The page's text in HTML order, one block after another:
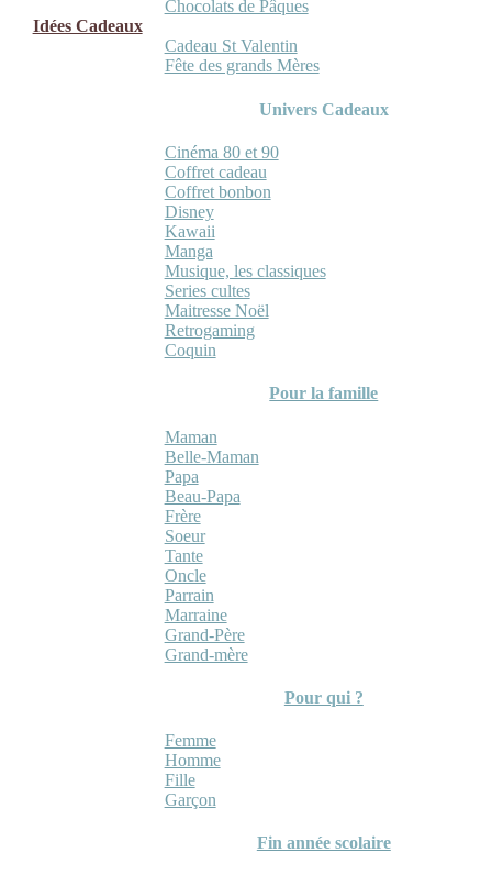
Chocolats de Pâques
Idées Cadeaux
Cadeau St Valentin
Fête des grands Mères
Univers Cadeaux
Cinéma 80 et 90
Coffret cadeau
Coffret bonbon
Disney
Kawaii
Manga
Musique, les classiques
Series cultes
Maitresse Noël
Retrogaming
Coquin
Pour la famille
Maman
Belle-Maman
Papa
Beau-Papa
Frère
Soeur
Tante
Oncle
Parrain
Marraine
Grand-Père
Grand-mère
Pour qui ?
Femme
Homme
Fille
Garçon
Fin année scolaire